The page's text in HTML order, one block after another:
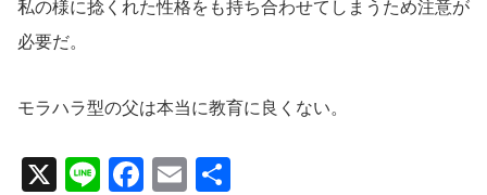
私の様に捻くれた性格をも持ち合わせてしまうため注意が
必要だ。
モラハラ型の父は本当に教育に良くない。
X
Li
F
E